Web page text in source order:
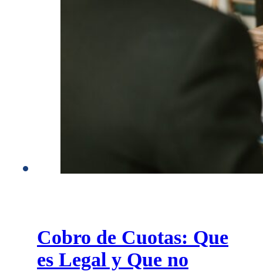
Cobro de Cuotas: Que
es Legal y Que no